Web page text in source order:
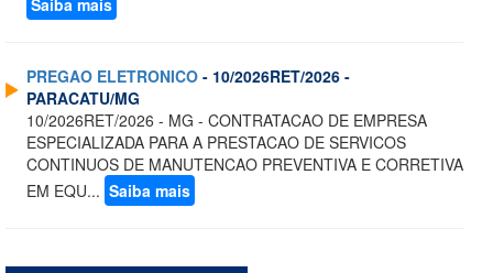
Saiba mais
PREGAO ELETRONICO - 10/2026RET/2026 -
PARACATU/MG
10/2026RET/2026 - MG - CONTRATACAO DE EMPRESA
ESPECIALIZADA PARA A PRESTACAO DE SERVICOS
CONTINUOS DE MANUTENCAO PREVENTIVA E CORRETIVA
EM EQU... Saiba mais